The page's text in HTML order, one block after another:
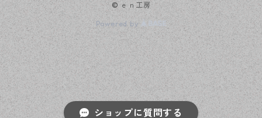
ショップに質問する
© ｅｎ工房
Powered by